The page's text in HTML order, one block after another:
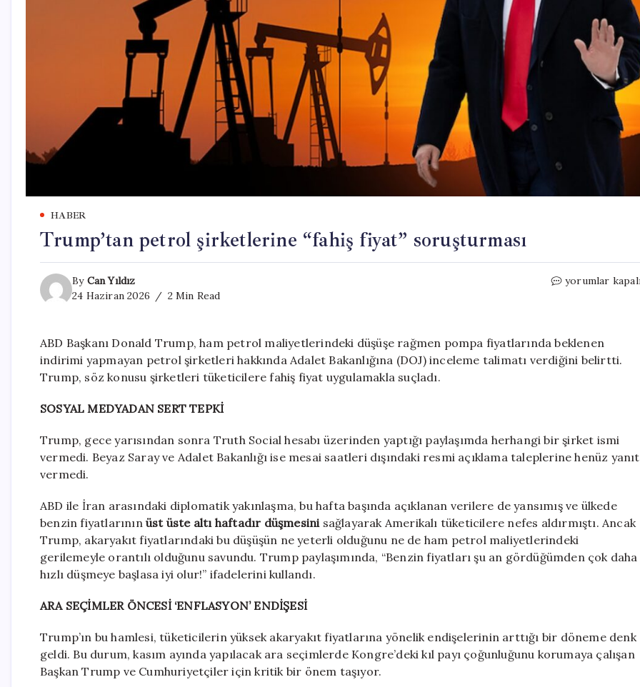
HABER
Trump’tan petrol şirketlerine “fahiş fiyat” soruşturması
By Can Yıldız
24 Haziran 2026
2 Min Read
Trump’tan
fiyat”
soruşturması
için
yorumlar
ABD Başkanı Donald Trump, ham petrol maliyetlerindeki düşüşe rağmen pompa fiyatlarında beklenen
indirimi yapmayan petrol şirketleri hakkında Adalet Bakanlığına (DOJ) inceleme talimatı verdiğini belirtti.
Trump, söz konusu şirketleri tüketicilere fahiş fiyat uygulamakla suçladı.
SOSYAL MEDYADAN SERT TEPKİ
Trump, gece yarısından sonra Truth Social hesabı üzerinden yaptığı paylaşımda herhangi bir şirket ismi
vermedi. Beyaz Saray ve Adalet Bakanlığı ise mesai saatleri dışındaki resmi açıklama taleplerine henüz yanıt
vermedi.
ABD ile İran arasındaki diplomatik yakınlaşma, bu hafta başında açıklanan verilere de yansımış ve ülkede
benzin fiyatlarının üst üste altı haftadır düşmesini sağlayarak Amerikalı tüketicilere nefes aldırmıştı. Ancak
Trump, akaryakıt fiyatlarındaki bu düşüşün ne yeterli olduğunu ne de ham petrol maliyetlerindeki
gerilemeyle orantılı olduğunu savundu. Trump paylaşımında, “Benzin fiyatları şu an gördüğümden çok daha
hızlı düşmeye başlasa iyi olur!” ifadelerini kullandı.
ARA SEÇİMLER ÖNCESİ ‘ENFLASYON’ ENDİŞESİ
Trump’ın bu hamlesi, tüketicilerin yüksek akaryakıt fiyatlarına yönelik endişelerinin arttığı bir döneme denk
geldi. Bu durum, kasım ayında yapılacak ara seçimlerde Kongre’deki kıl payı çoğunluğunu korumaya çalışan
Başkan Trump ve Cumhuriyetçiler için kritik bir önem taşıyor.